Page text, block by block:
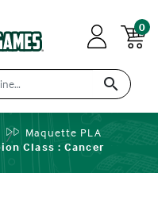

0
Maquette PLA